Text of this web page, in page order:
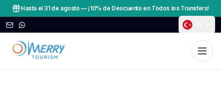
Hasta el 31 de agosto — ¡10% de Descuento en Todos los Transfers!